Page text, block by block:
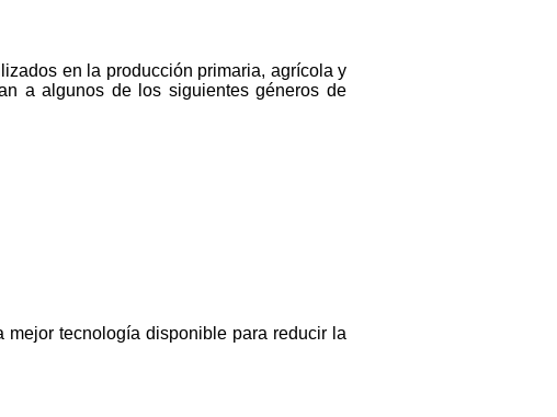
en la producción primaria, agrícola y
a algunos de los siguientes géneros de
tecnología disponible para reducir la